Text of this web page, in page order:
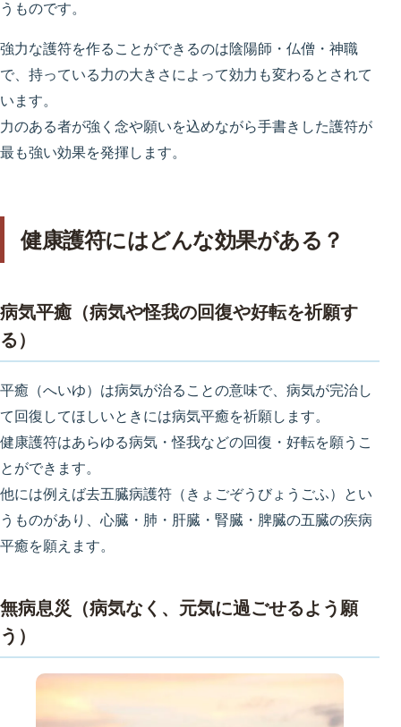
うものです。
強力な護符を作ることができるのは陰陽師・仏僧・神職
で、持っている力の大きさによって効力も変わるとされて
います。
力のある者が強く念や願いを込めながら手書きした護符が
最も強い効果を発揮します。
健康護符にはどんな効果がある？
病気平癒（病気や怪我の回復や好転を祈願す
る）
平癒（へいゆ）は病気が治ることの意味で、病気が完治し
て回復してほしいときには病気平癒を祈願します。
健康護符はあらゆる病気・怪我などの回復・好転を願うこ
とができます。
他には例えば去五臓病護符（きょごぞうびょうごふ）とい
うものがあり、心臓・肺・肝臓・腎臓・脾臓の五臓の疾病
平癒を願えます。
無病息災（病気なく、元気に過ごせるよう願
う）